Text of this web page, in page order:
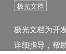
极光文档
极光文档为开
详细指导，帮